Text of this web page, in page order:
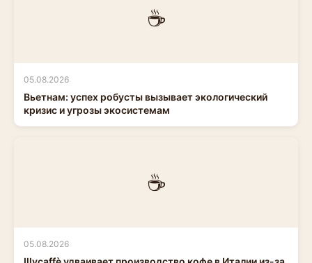
☕
05.08.2026
Вьетнам: успех робусты вызывает экологический
кризис и угрозы экосистемам
☕
05.08.2026